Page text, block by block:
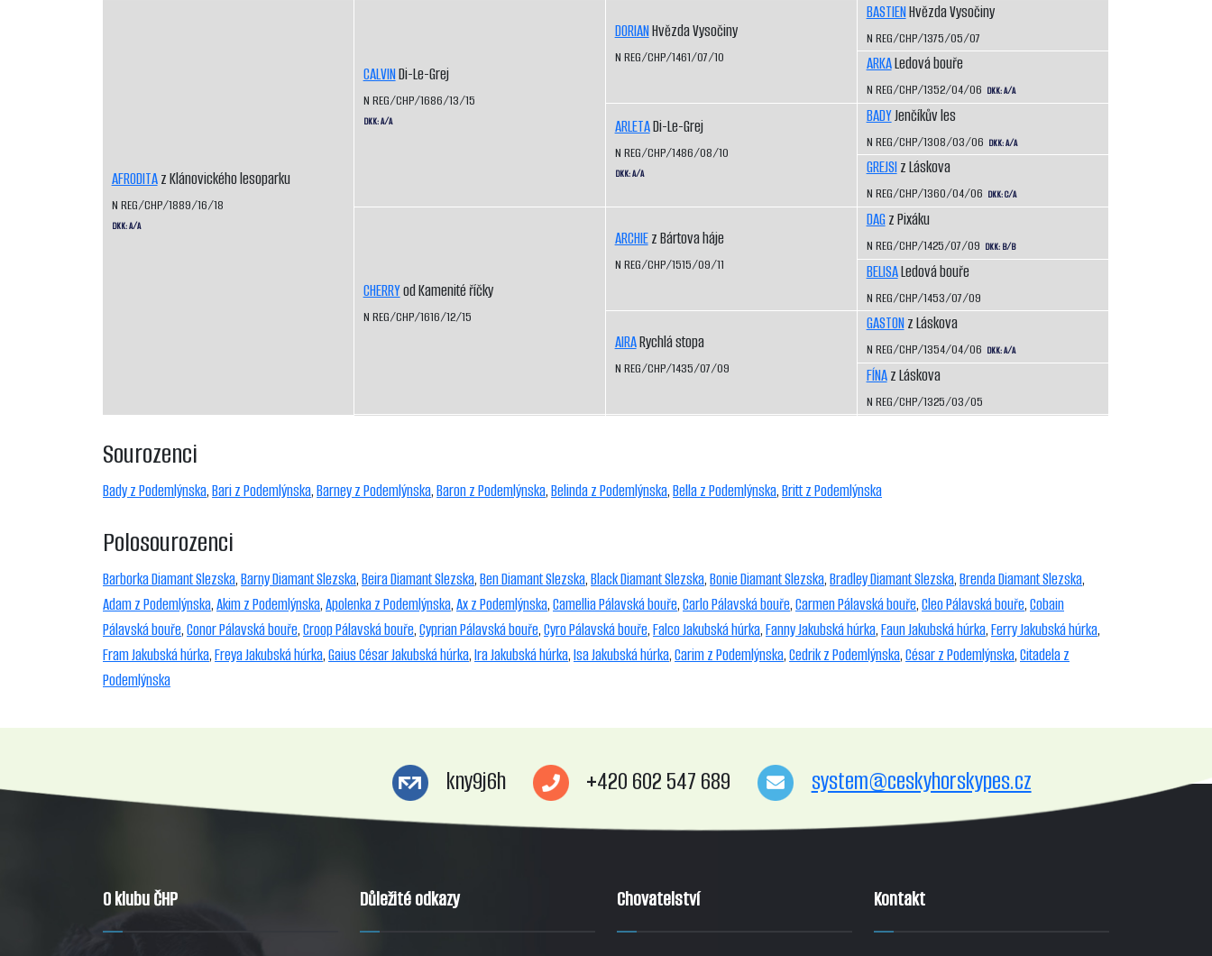
AFRODITAz Klánovického lesoparku
N REG/CHP/1889/16/18
DKK: A/A
CALVINDi-Le-Grej
N REG/CHP/1686/13/15
DKK: A/A
CHERRYod Kamenité říčky
N REG/CHP/1616/12/15
DORIANHvězda Vysočiny
N REG/CHP/1461/07/10
ARLETADi-Le-Grej
N REG/CHP/1486/08/10
DKK: A/A
ARCHIEz Bártova háje
N REG/CHP/1515/09/11
AIRARychlá stopa
N REG/CHP/1435/07/09
BASTIENHvězda Vysočiny
N REG/CHP/1375/05/07
ARKALedová bouře
N REG/CHP/1352/04/06 DKK: A/A
BADYJenčíkův les
N REG/CHP/1308/03/06 DKK: A/A
GREJSIz Láskova
N REG/CHP/1360/04/06 DKK: C/A
DAGz Pixáku
N REG/CHP/1425/07/09 DKK: B/B
BELISALedová bouře
N REG/CHP/1453/07/09
GASTONz Láskova
N REG/CHP/1354/04/06 DKK: A/A
FÍNAz Láskova
N REG/CHP/1325/03/05
Sourozenci
Bady z Podemlýnska,Bari z Podemlýnska,Barney z Podemlýnska,Baron z Podemlýnska,Belinda z Podemlýnska,Bella z Podemlýnska,Britt z Podemlýnska
Polosourozenci
Barborka Diamant Slezska,Barny Diamant Slezska,Beira Diamant Slezska,Ben Diamant Slezska,Black Diamant Slezska,Bonie Diamant Slezska,Bradley Diamant Slezska,Brenda Diamant Slezska,
Adam z Podemlýnska,Akim z Podemlýnska,Apolenka z Podemlýnska,Ax z Podemlýnska,Camellia Pálavská bouře,Carlo Pálavská bouře,Carmen Pálavská bouře,Cleo Pálavská bouře,Cobain
Pálavská bouře,Conor Pálavská bouře,Croop Pálavská bouře,Cyprian Pálavská bouře,Cyro Pálavská bouře,Falco Jakubská húrka,Fanny Jakubská húrka,Faun Jakubská húrka,Ferry Jakubská húrka,
Fram Jakubská húrka,Freya Jakubská húrka,Gaius César Jakubská húrka,Ira Jakubská húrka,Isa Jakubská húrka,Carim z Podemlýnska,Cedrik z Podemlýnska,César z Podemlýnska,Citadela z
Podemlýnska
kny9j6h +420 602 547 689 system@ceskyhorskypes.cz
O klubu ČHP Důležité odkazy Chovatelství Kontakt